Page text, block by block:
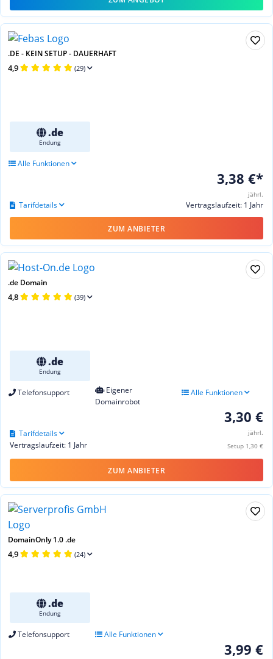
.DE - KEIN SETUP - DAUERHAFT
4,9 (29)
.de
Endung
Alle Funktionen
3,38 €*
jährl.
Vertragslaufzeit: 1 Jahr
Tarifdetails
ZUM ANBIETER
.de Domain
4,8 (39)
.de
Endung
Telefonsupport
Eigener
Domainrobot
Alle Funktionen
3,30 €
jährl.
Setup 1,30 €
Vertragslaufzeit: 1 Jahr
Tarifdetails
ZUM ANBIETER
DomainOnly 1.0 .de
4,9 (24)
.de
Endung
Telefonsupport Alle Funktionen
3,99 €